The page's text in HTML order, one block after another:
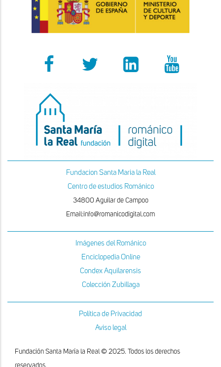
Fundacion Santa Maria la Real
Centro de estudios Románico
34800 Aguilar de Campoo
Email:info@romanicodigital.com
Imágenes del Románico
Enciclopedia Online
Condex Aquilarensis
Colección Zubillaga
Política de Privacidad
Aviso legal
Fundación Santa María la Real © 2025. Todos los derechos